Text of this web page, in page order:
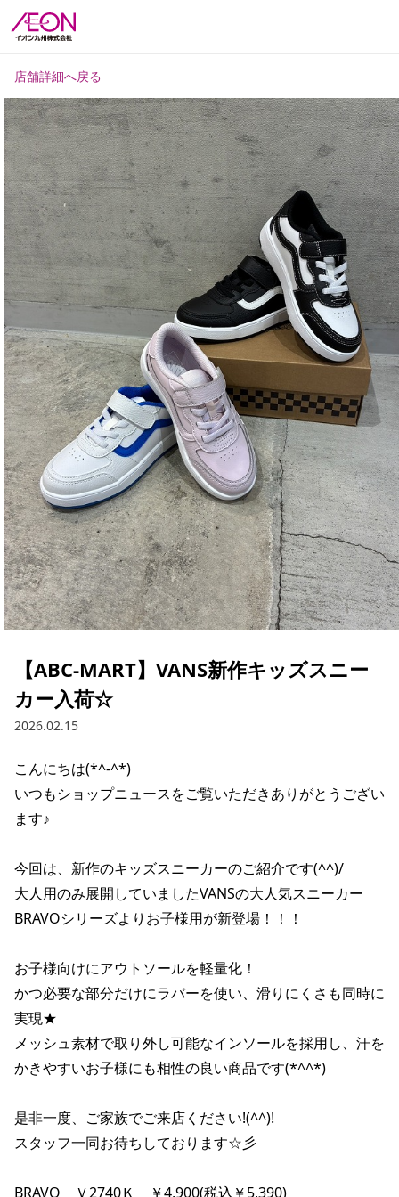
店舗詳細へ戻る
【ABC-MART】VANS新作キッズスニー
カー入荷☆
2026.02.15
こんにちは(*^-^*)
いつもショップニュースをご覧いただきありがとうござい
ます♪
今回は、新作のキッズスニーカーのご紹介です(^^)/
大人用のみ展開していましたVANSの大人気スニーカー
BRAVOシリーズよりお子様用が新登場！！！
お子様向けにアウトソールを軽量化！
かつ必要な部分だけにラバーを使い、滑りにくさも同時に
実現★
メッシュ素材で取り外し可能なインソールを採用し、汗を
かきやすいお子様にも相性の良い商品です(*^^*)
是非一度、ご家族でご来店ください!(^^)!
スタッフ一同お待ちしております☆彡
BRAVO　Ｖ2740Ｋ　￥4,900(税込￥5,390)